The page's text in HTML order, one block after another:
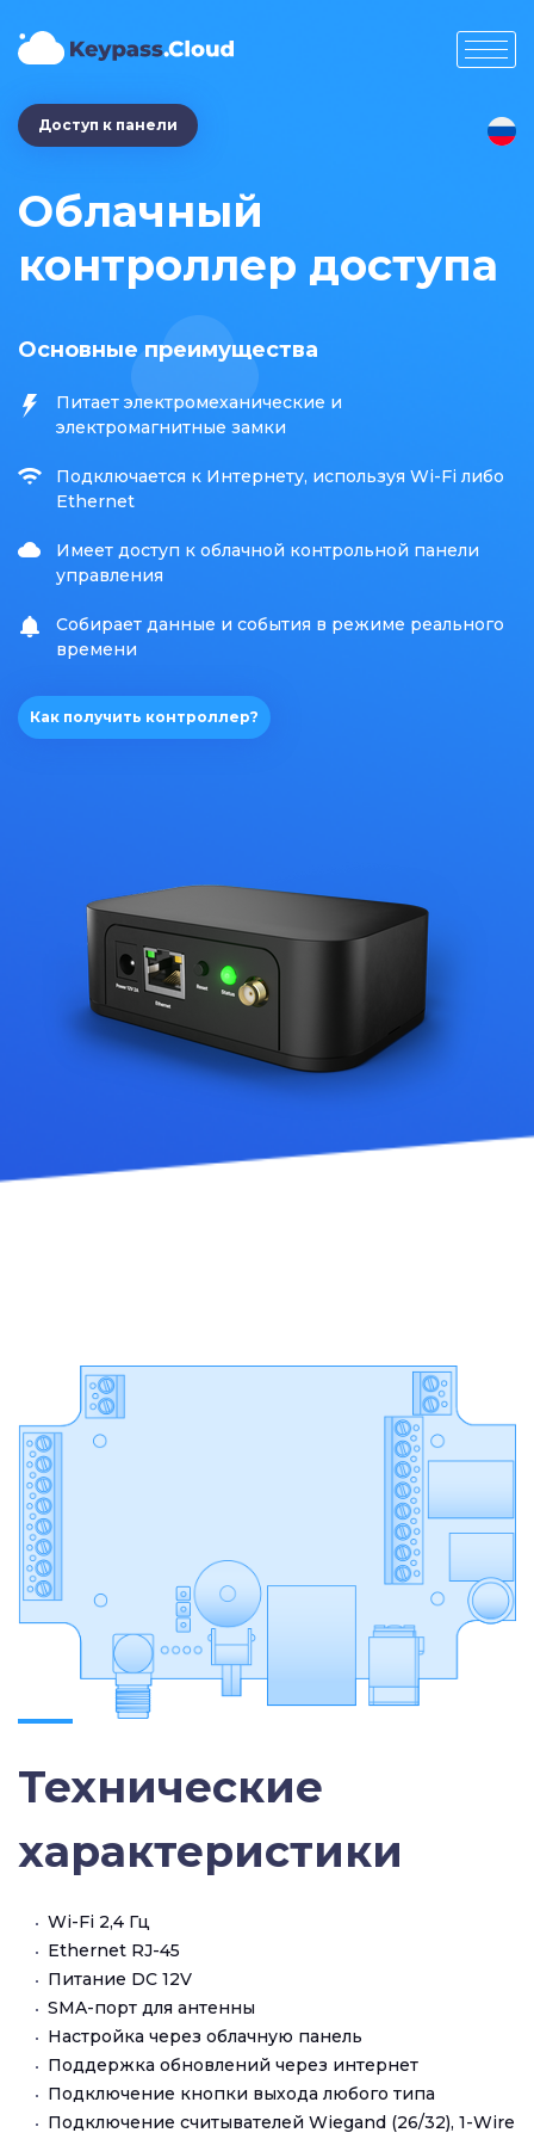
Доступ к панели
Облачный
контроллер доступа
Основные преимущества
Питает электромеханические и
электромагнитные замки
Подключается к Интернету, используя Wi-Fi либо
Ethernet
Имеет доступ к облачной контрольной панели
управления
Собирает данные и события в режиме реального
времени
Как получить контроллер?
Технические
характеристики
Wi-Fi 2,4 Гц
Ethernet RJ-45
Питание DC 12V
SMA-порт для антенны
Настройка через облачную панель
Поддержка обновлений через интернет
Подключение кнопки выхода любого типа
Подключение считывателей Wiegand (26/32), 1-Wire